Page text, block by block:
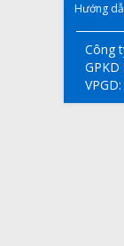
Hướng
Công